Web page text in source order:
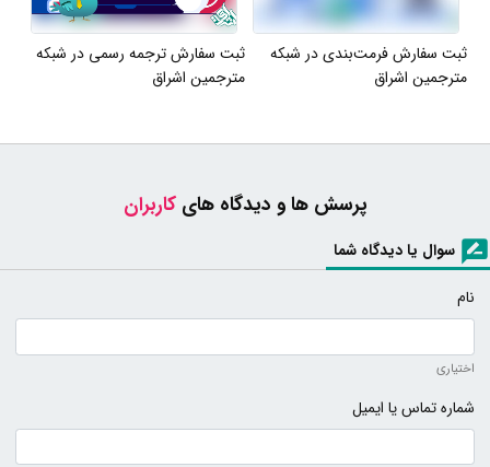
ثبت سفارش فرمت‌بندی در شبکه
مترجمین اشراق
ثبت سفارش ترجمه رسمی در شبکه
مترجمین اشراق
پرسش ها و دیدگاه هایکاربران
سوال یا دیدگاه شما
نام
اختیاری
شماره تماس یا ایمیل